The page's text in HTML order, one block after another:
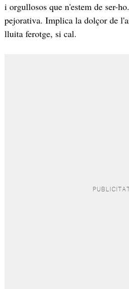
i orgullosos que n'estem de ser-
pejorativa. Implica la dolçor de
lluita ferotge, si cal.